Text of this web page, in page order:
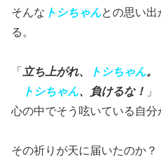
そんな トシちゃんとの思い
る。
「 立ち上がれ、 トシちゃん。
トシちゃん、負けるな！ 」
心の中でそう呟いている自分
その祈りが天に届いたのか？